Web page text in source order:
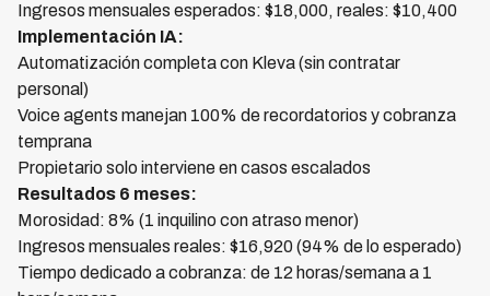
Ingresos mensuales esperados: $18,000, reales: $10,400
Implementación IA:
Automatización completa con Kleva (sin contratar
personal)
Voice agents manejan 100% de recordatorios y cobranza
temprana
Propietario solo interviene en casos escalados
Resultados 6 meses:
Morosidad: 8% (1 inquilino con atraso menor)
Ingresos mensuales reales: $16,920 (94% de lo esperado)
Tiempo dedicado a cobranza: de 12 horas/semana a 1